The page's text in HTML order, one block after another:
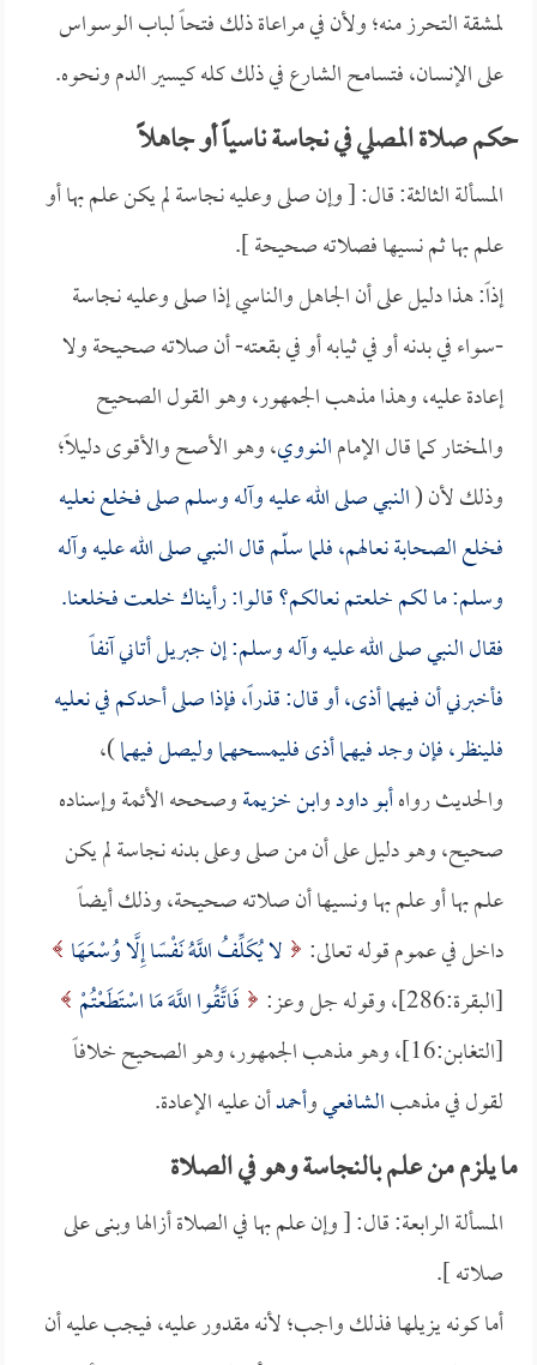
لمشقة التحرز منه؛ ولأن في مراعاة ذلك فتحاً لباب الوسواس
على الإنسان، فتسامح الشارع في ذلك كله كيسير الدم ونحوه.
حكم صلاة المصلي في نجاسة ناسياً أو جاهلاً
المسألة الثالثة: قال: [ وإن صلى وعليه نجاسة لم يكن علم بها أو
علم بها ثم نسيها فصلاته صحيحة ].
إذاً: هذا دليل على أن الجاهل والناسي إذا صلى وعليه نجاسة
-سواء في بدنه أو في ثيابه أو في بقعته- أن صلاته صحيحة ولا
إعادة عليه، وهذا مذهب الجمهور، وهو القول الصحيح
والمختار كما قال الإمامالنووي، وهو الأصح والأقوى دليلاً؛
وذلك لأن (النبي صلى الله عليه وآله وسلم صلى فخلع نعليه
فخلع الصحابة نعالهم، فلما سلّم قال النبي صلى الله عليه وآله
وسلم: ما لكم خلعتم نعالكم؟ قالوا: رأيناك خلعت فخلعنا.
فقال النبي صلى الله عليه وآله وسلم: إن جبريل أتاني آنفاً
فأخبرني أن فيهما أذى، أو قال: قذراً، فإذا صلى أحدكم في نعليه
فلينظر، فإن وجد فيهما أذى فليمسحهما وليصل فيهما)،
والحديث رواهأبو داودوابن خزيمةوصححه الأئمة وإسناده
صحيح، وهو دليل على أن من صلى وعلى بدنه نجاسة لم يكن
علم بها أو علم بها ونسيها أن صلاته صحيحة، وذلك أيضاً
داخل في عموم قوله تعالى:
لا يُكَلِّفُ اللَّهُ نَفْسًا إِلَّا وُسْعَهَا
[البقرة:286]، وقوله جل وعز:
فَاتَّقُوا اللَّهَ مَا اسْتَطَعْتُمْ
[التغابن:16]، وهو مذهب الجمهور، وهو الصحيح خلافاً
لقول في مذهبالشافعيوأحمدأن عليه الإعادة.
ما يلزم من علم بالنجاسة وهو في الصلاة
المسألة الرابعة: قال: [ وإن علم بها في الصلاة أزالها وبنى على
صلاته ].
أما كونه يزيلها فذلك واجب؛ لأنه مقدور عليه، فيجب عليه أن